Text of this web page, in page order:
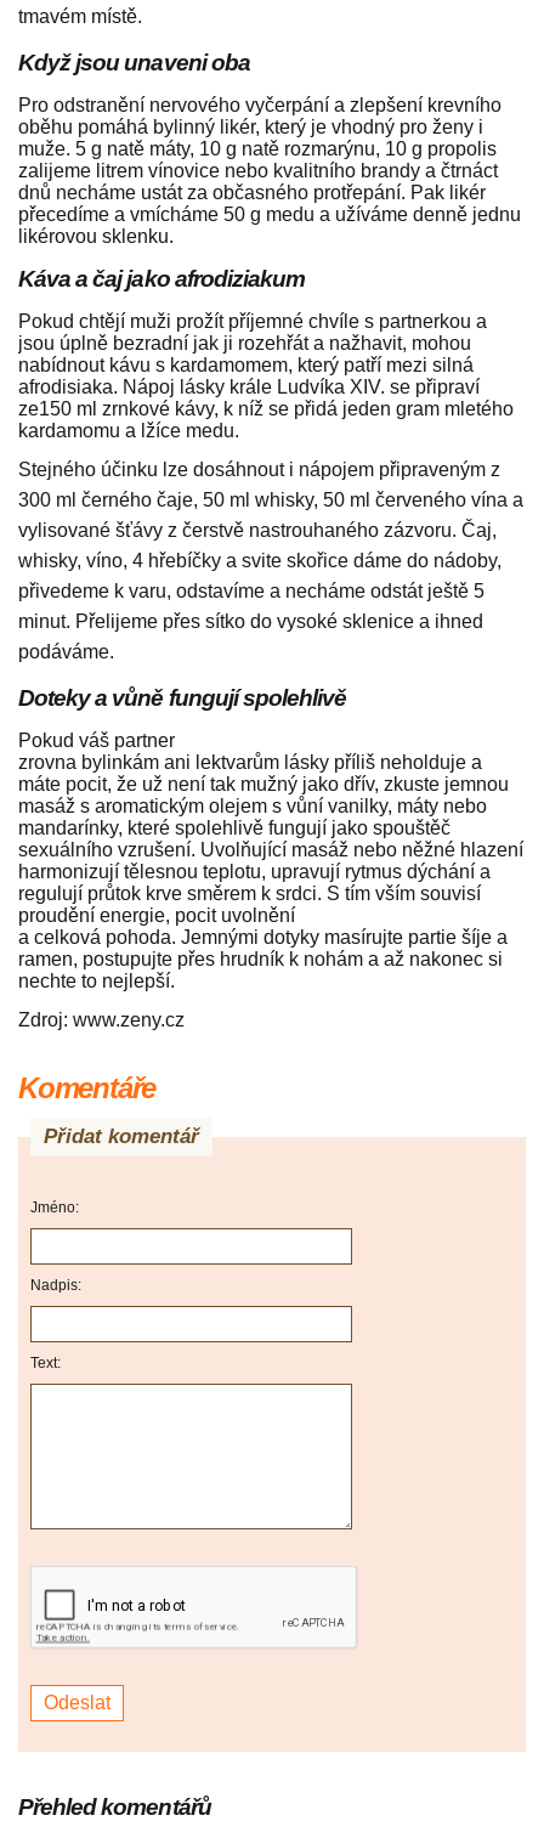
tmavém místě.
Když jsou unaveni oba
Pro odstranění nervového vyčerpání a zlepšení krevního
oběhu pomáhá bylinný likér, který je vhodný pro ženy i
muže. 5 g natě máty, 10 g natě rozmarýnu, 10 g propolis
zalijeme litrem vínovice nebo kvalitního brandy a čtrnáct
dnů necháme ustát za občasného protřepání. Pak likér
přecedíme a vmícháme 50 g medu a užíváme denně jednu
likérovou sklenku.
Káva a čaj jako afrodiziakum
Pokud chtějí muži prožít příjemné chvíle s partnerkou a
jsou úplně bezradní jak ji rozehřát a nažhavit, mohou
nabídnout kávu s kardamomem, který patří mezi silná
afrodisiaka. Nápoj lásky krále Ludvíka XIV. se připraví
ze150 ml zrnkové kávy, k níž se přidá jeden gram mletého
kardamomu a lžíce medu.
Stejného účinku lze dosáhnout i nápojem připraveným z
300 ml černého čaje, 50 ml whisky, 50 ml červeného vína a
vylisované šťávy z čerstvě nastrouhaného zázvoru. Čaj,
whisky, víno, 4 hřebíčky a svite skořice dáme do nádoby,
přivedeme k varu, odstavíme a necháme odstát ještě 5
minut. Přelijeme přes sítko do vysoké sklenice a ihned
podáváme.
Doteky a vůně fungují spolehlivě
Pokud váš partner
zrovna bylinkám ani lektvarům lásky příliš neholduje a
máte pocit, že už není tak mužný jako dřív, zkuste jemnou
masáž s aromatickým olejem s vůní vanilky, máty nebo
mandarínky, které spolehlivě fungují jako spouštěč
sexuálního vzrušení. Uvolňující masáž nebo něžné hlazení
harmonizují tělesnou teplotu, upravují rytmus dýchání a
regulují průtok krve směrem k srdci. S tím vším souvisí
proudění energie, pocit uvolnění
a celková pohoda. Jemnými dotyky masírujte partie šíje a
ramen, postupujte přes hrudník k nohám a až nakonec si
nechte to nejlepší.
Zdroj: www.zeny.cz
Komentáře
Přidat komentář
Jméno:
Nadpis:
Text:
Přehled komentářů